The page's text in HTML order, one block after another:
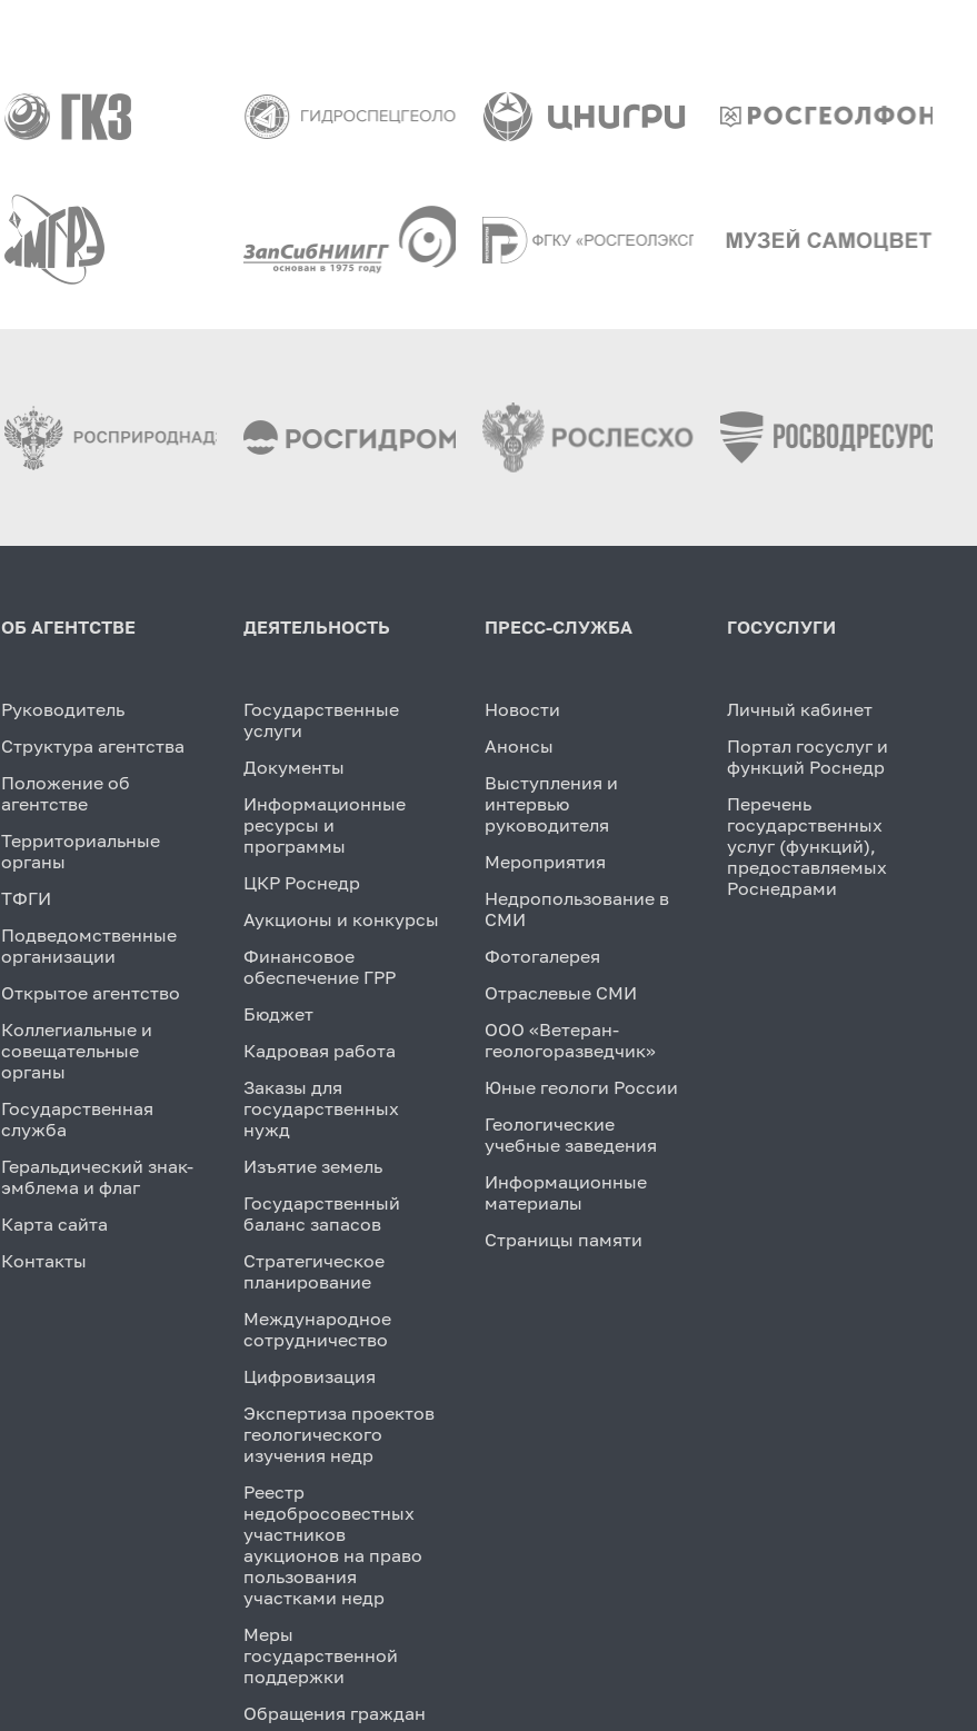
ОБ АГЕНТСТВЕ
Руководитель
Структура агентства
Положение об
агентстве
Территориальные
органы
ТФГИ
Подведомственные
организации
Открытое агентство
Коллегиальные и
совещательные
органы
Государственная
служба
Геральдический знак-
эмблема и флаг
Карта сайта
Контакты
ДЕЯТЕЛЬНОСТЬ
Государственные
услуги
Документы
Информационные
ресурсы и
программы
ЦКР Роснедр
Аукционы и конкурсы
Финансовое
обеспечение ГРР
Бюджет
Кадровая работа
Заказы для
государственных
нужд
Изъятие земель
Государственный
баланс запасов
Стратегическое
планирование
Международное
сотрудничество
Цифровизация
Экспертиза проектов
геологического
изучения недр
Реестр
недобросовестных
участников
аукционов на право
пользования
участками недр
Меры
государственной
поддержки
Обращения граждан
ПРЕСС-СЛУЖБА
Новости
Анонсы
Выступления и
интервью
руководителя
Мероприятия
Недропользование в
СМИ
Фотогалерея
Отраслевые СМИ
ООО «Ветеран-
геологоразведчик»
Юные геологи России
Геологические
учебные заведения
Информационные
материалы
Страницы памяти
ГОСУСЛУГИ
Личный кабинет
Портал госуслуг и
функций Роснедр
Перечень
государственных
услуг (функций),
предоставляемых
Роснедрами